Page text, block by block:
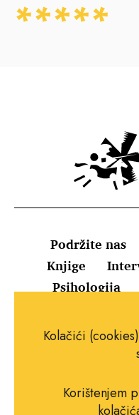
Podržite nas
Knjige
Psihologija
Uvjeti korištenja
Kolačići
Korištenjem